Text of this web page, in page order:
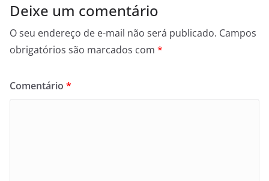
Deixe um comentário
O seu endereço de e-mail não será publicado. Campos
obrigatórios são marcados com *
Comentário *